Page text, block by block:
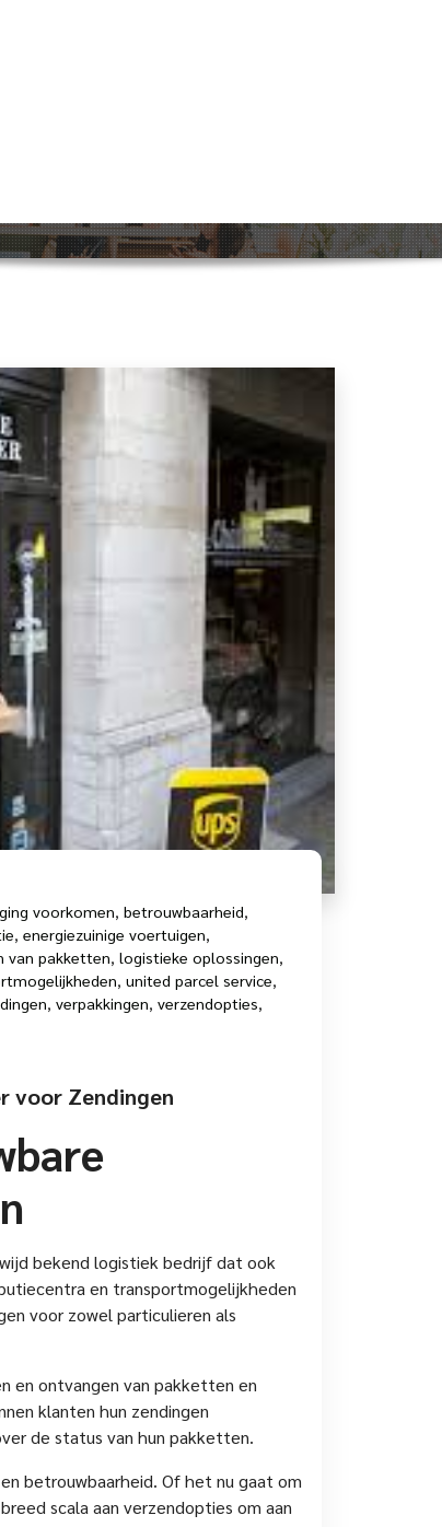
Partner voor Zendingen
voorkomen, betrouwbaarheid,
, energiezuinige voertuigen,
van pakketten, logistieke oplossingen,
, united parcel service,
, verpakkingen, verzendopties,
voor Zendingen
bekend logistiek bedrijf dat ook
en transportmogelijkheden
voor zowel particulieren als
en ontvangen van pakketten en
klanten hun zendingen
de status van hun pakketten.
betrouwbaarheid. Of het nu gaat om
scala aan verzendopties om aan